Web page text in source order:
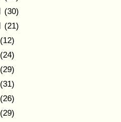
(30)
(21)
(12)
(24)
(29)
(31)
(26)
(29)